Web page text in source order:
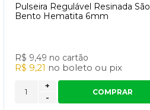
Pulseira Regulável Resinada São
Bento Hematita 6mm
R$ 9,49 no cartão
R$ 9,21 no boleto ou pix
-
+
COMPRAR